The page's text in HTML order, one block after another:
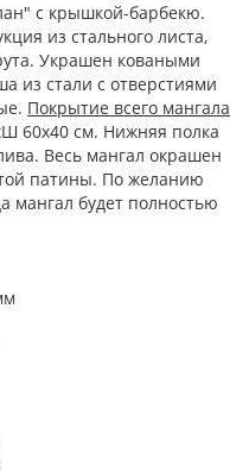
с крышкой-барбекю.
из стального листа,
Украшен коваными
из стали с отверстиями
Покрытие всего мангала
60х40 см. Нижняя полка
Весь мангал окрашен
патины. По желанию
мангал будет полностью